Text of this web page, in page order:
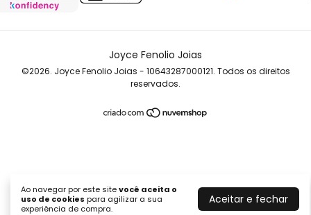
Ao navegar por este sitevocê aceita o
uso de cookies para agilizar a sua
experiência de compra.
Aceitar e fechar
Joyce Fenolio Joias
©2026. Joyce Fenolio Joias - 10643287000121. Todos os direitos
reservados.